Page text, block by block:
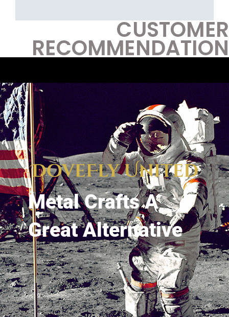
CUSTOMER
RECOMMENDATION
Metal Crafts A
Great Alternative